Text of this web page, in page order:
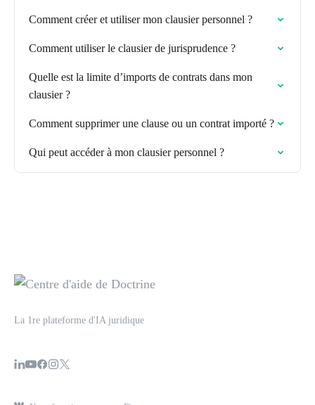
Comment créer et utiliser mon clausier personnel ?
Comment utiliser le clausier de jurisprudence ?
Quelle est la limite d’imports de contrats dans mon
clausier ?
Comment supprimer une clause ou un contrat importé ?
Qui peut accéder à mon clausier personnel ?
La 1re plateforme d'IA juridique